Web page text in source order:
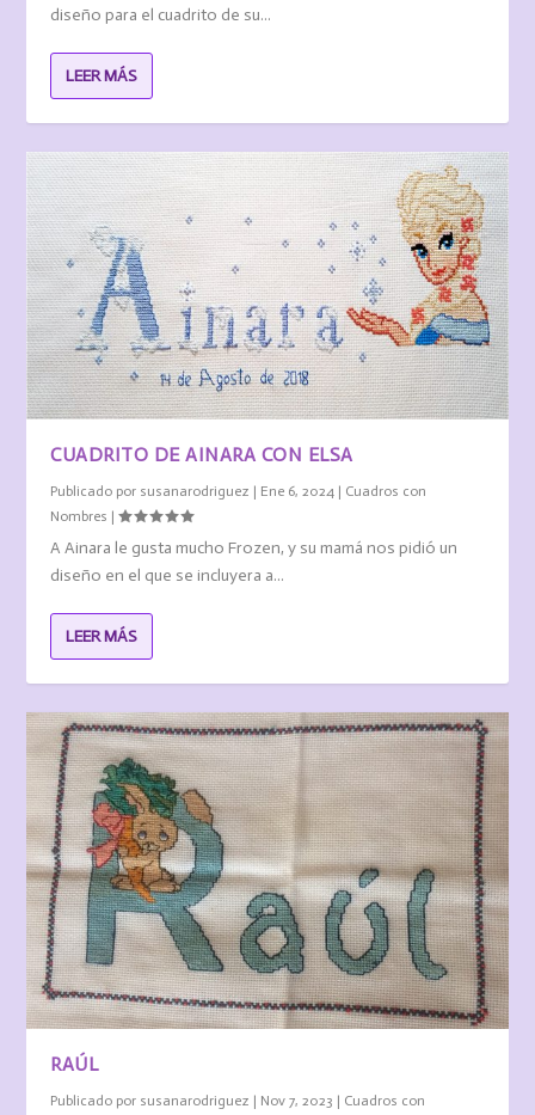
diseño para el cuadrito de su...
LEER MÁS
CUADRITO DE AINARA CON ELSA
Publicado por susanarodriguez | Ene 6, 2024 | Cuadros con
Nombres |
A Ainara le gusta mucho Frozen, y su mamá nos pidió un
diseño en el que se incluyera a...
LEER MÁS
RAÚL
Publicado por susanarodriguez | Nov 7, 2023 | Cuadros con